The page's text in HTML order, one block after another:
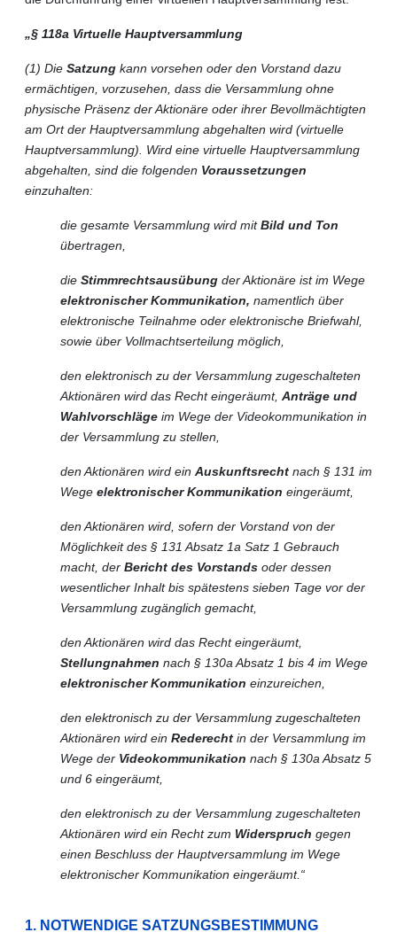
„§ 118a Virtuelle Hauptversammlung
(1) Die Satzung kann vorsehen oder den Vorstand dazu
ermächtigen, vorzusehen, dass die Versammlung ohne
physische Präsenz der Aktionäre oder ihrer Bevollmächtigten
am Ort der Hauptversammlung abgehalten wird (virtuelle
Hauptversammlung). Wird eine virtuelle Hauptversammlung
abgehalten, sind die folgenden Voraussetzungen
einzuhalten:
die gesamte Versammlung wird mitBild und Ton
übertragen,
die Stimmrechtsausübung der Aktionäre ist im Wege
elektronischer Kommunikation, namentlich über
elektronische Teilnahme oder elektronische Briefwahl,
sowie über Vollmachtserteilung möglich,
den elektronisch zu der Versammlung zugeschalteten
Aktionären wird das Recht eingeräumt, Anträge und
Wahlvorschläge im Wege der Videokommunikation in
der Versammlung zu stellen,
den Aktionären wird ein Auskunftsrecht nach § 131 im
Wege elektronischer Kommunikation eingeräumt,
den Aktionären wird, sofern der Vorstand von der
Möglichkeit des § 131 Absatz 1a Satz 1 Gebrauch
macht, der Bericht des Vorstands oder dessen
wesentlicher Inhalt bis spätestens sieben Tage vor der
Versammlung zugänglich gemacht,
den Aktionären wird das Recht eingeräumt,
Stellungnahmen nach § 130a Absatz 1 bis 4 im Wege
elektronischer Kommunikation einzureichen,
den elektronisch zu der Versammlung zugeschalteten
Aktionären wird ein Rederecht in der Versammlung im
Wege der Videokommunikation nach § 130a Absatz 5
und 6 eingeräumt,
den elektronisch zu der Versammlung zugeschalteten
Aktionären wird ein Recht zum Widerspruch gegen
einen Beschluss der Hauptversammlung im Wege
elektronischer Kommunikation eingeräumt.“
1. NOTWENDIGE SATZUNGSBESTIMMUNG